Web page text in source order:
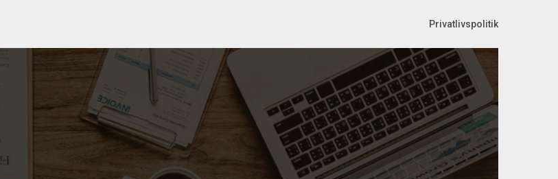
Privatlivspolitik